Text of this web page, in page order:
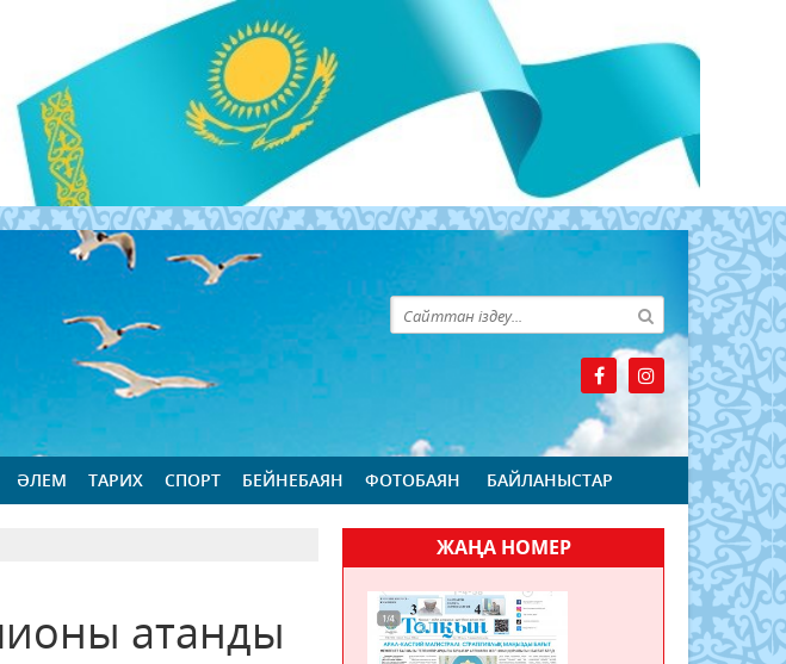
ӘЛЕМ ТАРИХ СПОРТ БЕЙНЕБАЯН ФОТОБАЯН БАЙЛАНЫСТАР
атанды
ЖАҢА НОМЕР